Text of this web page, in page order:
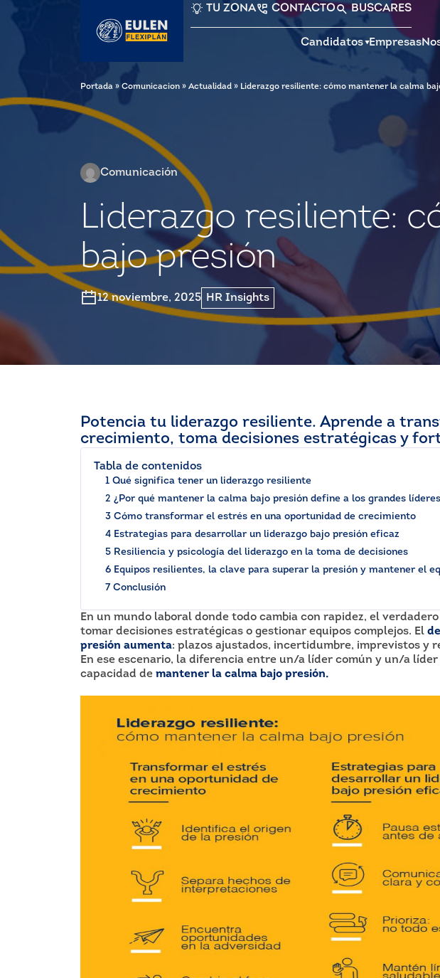
TU ZONA CONTACTO BUSCARES
Candidatos Empresas
Portada » Comunicacion » Actualidad » Liderazgo resiliente: cómo mantener la calma
Comunicación
Liderazgo resiliente:
bajo presión
12 noviembre, 2025 HR Insights
Potencia tu liderazgo resiliente. Aprende a
crecimiento, toma decisiones estratégicas y
Tabla de contenidos
1 Qué significa tener un liderazgo resiliente
2 ¿Por qué mantener la calma bajo presión define a los grandes
3 Cómo transformar el estrés en una oportunidad de crecimiento
4 Estrategias para desarrollar un liderazgo bajo presión eficaz
5 Resiliencia y psicología del liderazgo en la toma de decisiones
6 Equipos resilientes, la clave para superar la presión y mantener el
7 Conclusión
En un mundo laboral donde todo cambia con rapidez, el
tomar decisiones estratégicas o gestionar equipos complejos. El
presión aumenta: plazos ajustados, incertidumbre, imprevistos y
En ese escenario, la diferencia entre un/a líder común y un/a
capacidad de mantener la calma bajo presión.